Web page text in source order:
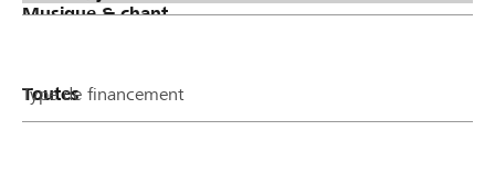
Type de financement